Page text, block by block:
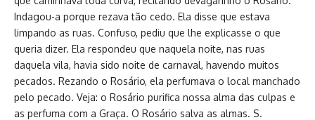
Indagou-a porque rezava tão cedo. Ela disse que estava
limpando as ruas. Confuso, pediu que lhe explicasse o que
queria dizer. Ela respondeu que naquela noite, nas ruas
daquela vila, havia sido noite de carnaval, havendo muitos
pecados. Rezando o Rosário, ela perfumava o local manchado
pelo pecado. Veja: o Rosário purifica nossa alma das culpas e
as perfuma com a Graça. O Rosário salva as almas. S.